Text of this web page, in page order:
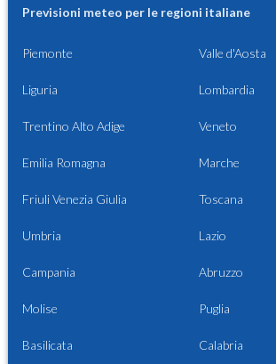
Previsioni meteo per le regioni italiane
Piemonte Valle d'Aosta
Liguria Lombardia
Trentino Alto Adige Veneto
Emilia Romagna Marche
Friuli Venezia Giulia Toscana
Umbria Lazio
Campania Abruzzo
Molise Puglia
Basilicata Calabria